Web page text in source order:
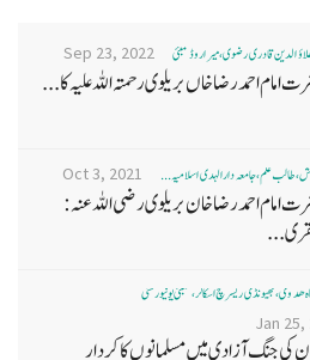
الدین قادری رضوی ، میرا روڈ ممبئی Sep 23, 2022
امام احمد رضا خاں بر یلو ی رحمتہ اللہ علیہ کا...
طالب علم، جامعہ دارالہدی اسلامیہ ... Oct 3, 2021
امام احمد رضا خان بریلوی رضی اللہ عنہ:
بھیونڈی ریسرچ اسکالر، ممبئی یونیورسٹی
Jan 25,
کی جنگ آزادی میں مسلمانوں کا کردار